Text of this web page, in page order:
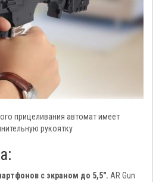
прицеливания автомат имеет
рукоятку
с экраном до 5,5". AR Gun